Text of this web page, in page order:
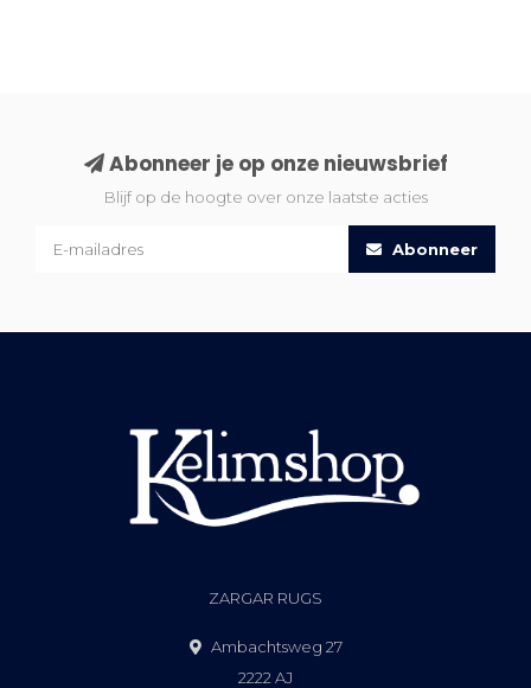
Abonneer je op onze nieuwsbrief
Blijf op de hoogte over onze laatste acties
Abonneer
ZARGAR RUGS
Ambachtsweg 27
2222 AJ